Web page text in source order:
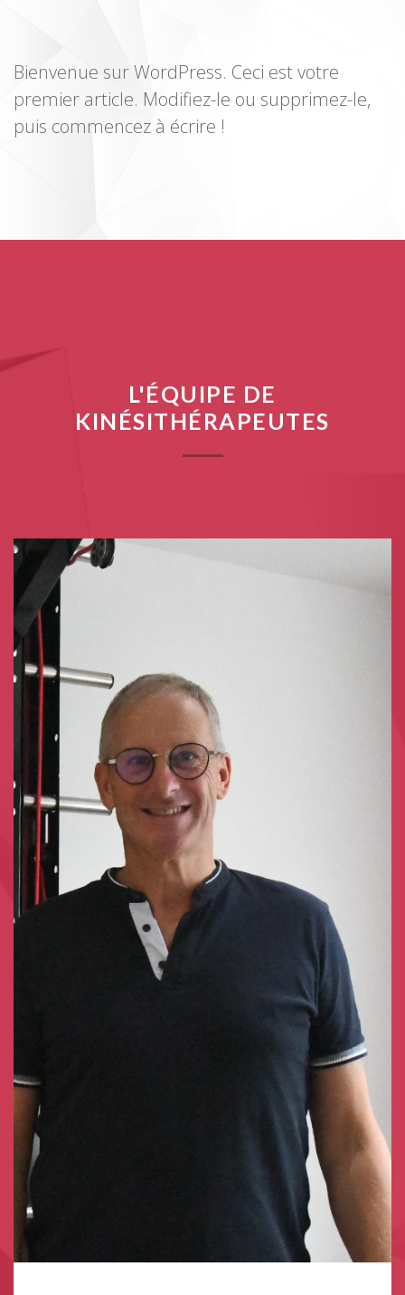
Bienvenue sur WordPress. Ceci est votre
premier article. Modifiez-le ou supprimez-le,
puis commencez à écrire !
L'ÉQUIPE DE
KINÉSITHÉRAPEUTES